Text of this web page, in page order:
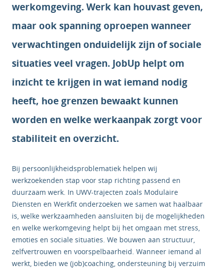
werkomgeving. Werk kan houvast geven,
maar ook spanning oproepen wanneer
verwachtingen onduidelijk zijn of sociale
situaties veel vragen. JobUp helpt om
inzicht te krijgen in wat iemand nodig
heeft, hoe grenzen bewaakt kunnen
worden en welke werkaanpak zorgt voor
stabiliteit en overzicht.
Bij persoonlijkheidsproblematiek helpen wij
werkzoekenden stap voor stap richting passend en
duurzaam werk. In UWV-trajecten zoals Modulaire
Diensten en Werkfit onderzoeken we samen wat haalbaar
is, welke werkzaamheden aansluiten bij de mogelijkheden
en welke werkomgeving helpt bij het omgaan met stress,
emoties en sociale situaties. We bouwen aan structuur,
zelfvertrouwen en voorspelbaarheid. Wanneer iemand al
werkt, bieden we (job)coaching, ondersteuning bij verzuim